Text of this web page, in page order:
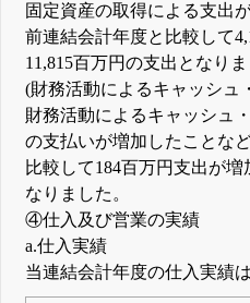
固定資産の取得による支出
前連結会計年度と比較して
11,815百万円の支出となりま
(財務活動によるキャッシュ
財務活動によるキャッシュ
の支払いが増加したことな
比較して184百万円支出が
なりました。
④仕入及び営業の実績
a.仕入実績
当連結会計年度の仕入実績